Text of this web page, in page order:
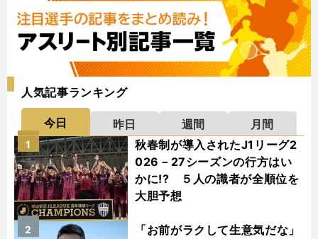
人気記事ランキング
今日 昨日 週間
月間
秋春制が導入されたJ1リーグ2
026－27シーズンの行方はい
かに!? ５人の識者が全順位を
大胆予想
1
「お前がラクして生意気だな」
2